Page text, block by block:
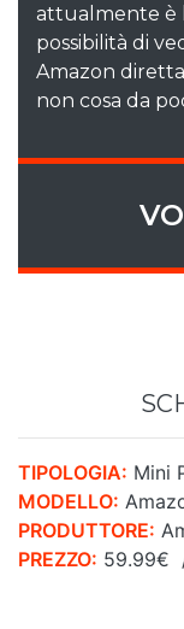
attualmente è
possibilità di
Amazon
non cosa da
TIPOLOGIA: Mini
MODELLO:
PRODUTTORE:
PREZZO: 59.99€